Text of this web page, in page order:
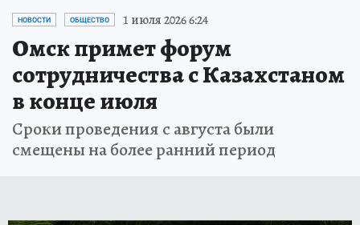
НОВОСТИ ОБЩЕСТВО 1 июля 2026 6:24
Омск примет форум
сотрудничества с Казахстаном
в конце июля
Сроки проведения с августа были
смещены на более ранний период